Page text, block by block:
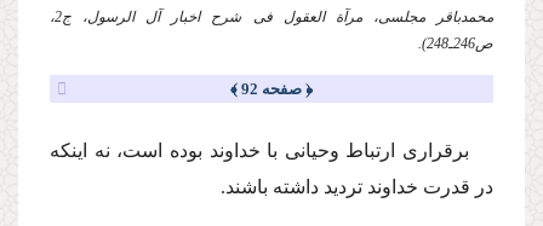
محمدباقر مجلسی، مرآة العقول فی شرح اخبار آل الرسول، ج2،
ص246ـ248).
﴿ صفحه 92 ﴾
برقراری ارتباط وحیانی با خداوند بوده است، نه اینكه
در قدرت خداوند تردید داشته باشند.